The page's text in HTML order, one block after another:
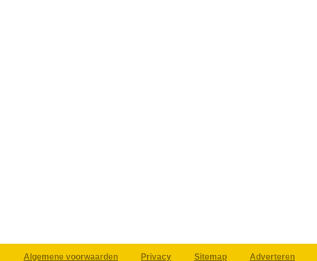
Algemene voorwaarden Privacy Sitemap Adverteren